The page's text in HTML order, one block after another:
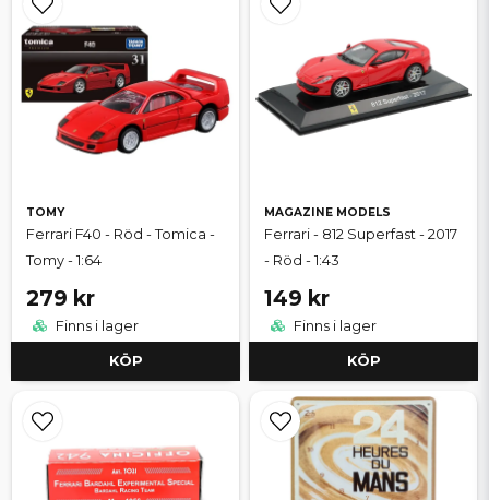
TOMY
Ferrari F40 - Röd - Tomica -
Tomy - 1:64
279 kr
Finns i lager
KÖP
MAGAZINE MODELS
Ferrari - 812 Superfast - 2017
- Röd - 1:43
149 kr
Finns i lager
KÖP